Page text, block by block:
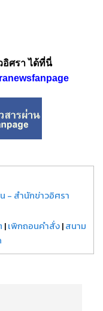
ศรา ได้ที่นี่
- สำนักข่าวอิศรา
|เพิกถอนคำสั่ง|สนาม